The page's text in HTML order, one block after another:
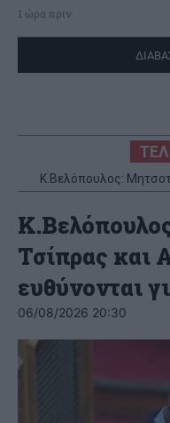
1 ώρα πριν